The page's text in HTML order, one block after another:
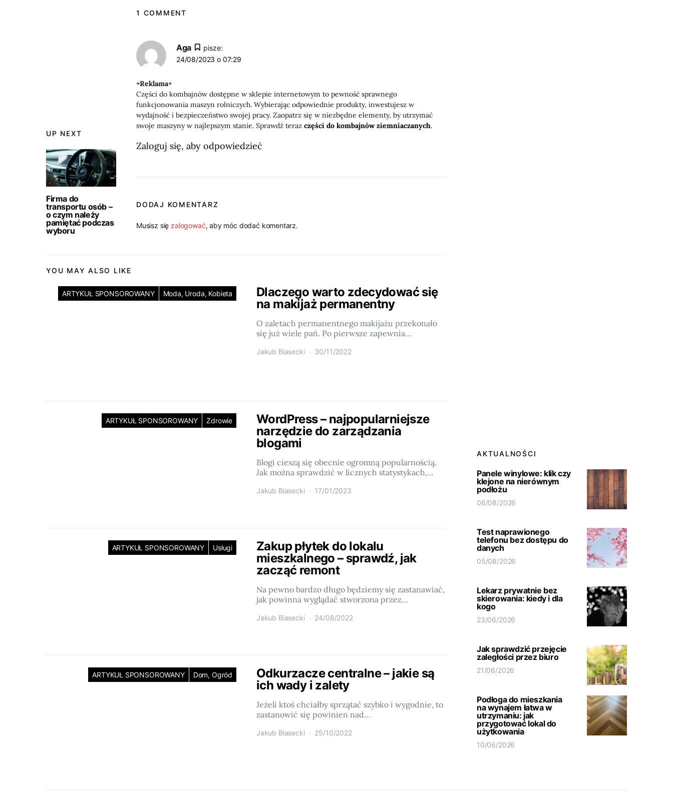
UP NEXT
Firma do
transportu osób –
o czym należy
pamiętać podczas
wyboru
1 COMMENT
Aga
pisze:
24/08/2023 o 07:29
+Reklama+
Części do kombajnów dostępne w sklepie internetowym to pewność sprawnego
funkcjonowania maszyn rolniczych. Wybierając odpowiednie produkty, inwestujesz w
wydajność i bezpieczeństwo swojej pracy. Zaopatrz się w niezbędne elementy, by utrzymać
swoje maszyny w najlepszym stanie. Sprawdź teraz części do kombajnów ziemniaczanych.
Zaloguj się, aby odpowiedzieć
DODAJ KOMENTARZ
Musisz się zalogować, aby móc dodać komentarz.
YOU MAY ALSO LIKE
ARTYKUŁ SPONSOROWANY Moda, Uroda, Kobieta
Dlaczego warto zdecydować się
na makijaż permanentny
O zaletach permanentnego makijażu przekonało
się już wiele pań. Po pierwsze zapewnia…
Jakub Biasecki 30/11/2022
ARTYKUŁ SPONSOROWANY Zdrowie
WordPress – najpopularniejsze
narzędzie do zarządzania
blogami
Blogi cieszą się obecnie ogromną popularnością.
Jak można sprawdzić w licznych statystykach,…
Jakub Biasecki 17/01/2023
ARTYKUŁ SPONSOROWANY Usługi
Zakup płytek do lokalu
mieszkalnego – sprawdź, jak
zacząć remont
Na pewno bardzo długo będziemy się zastanawiać,
jak powinna wyglądać stworzona przez…
Jakub Biasecki 24/08/2022
ARTYKUŁ SPONSOROWANY Dom, Ogród
Odkurzacze centralne – jakie są
ich wady i zalety
Jeżeli ktoś chciałby sprzątać szybko i wygodnie, to
zastanowić się powinien nad…
Jakub Biasecki 25/10/2022
AKTUALNOŚCI
Panele winylowe: klik czy
klejone na nierównym
podłożu
06/08/2026
Test naprawionego
telefonu bez dostępu do
danych
05/08/2026
Lekarz prywatnie bez
skierowania: kiedy i dla
kogo
23/06/2026
Jak sprawdzić przejęcie
zaległości przez biuro
21/06/2026
Podłoga do mieszkania
na wynajem łatwa w
utrzymaniu: jak
przygotować lokal do
użytkowania
10/06/2026